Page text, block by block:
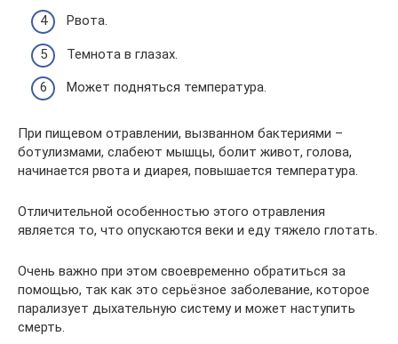
Рвота.
Темнота в глазах.
Может подняться температура.
При пищевом отравлении, вызванном бактериями –
ботулизмами, слабеют мышцы, болит живот, голова,
начинается рвота и диарея, повышается температура.
Отличительной особенностью этого отравления
является то, что опускаются веки и еду тяжело глотать.
Очень важно при этом своевременно обратиться за
помощью, так как это серьёзное заболевание, которое
парализует дыхательную систему и может наступить
смерть.